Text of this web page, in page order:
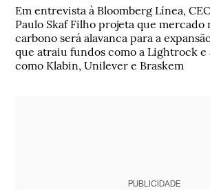
Em entrevista à Bloomberg Línea,
Paulo Skaf Filho projeta que mercado
carbono será alavanca para a
que atraiu fundos como a Lightrock
como Klabin, Unilever e Braskem
PUBLICIDADE